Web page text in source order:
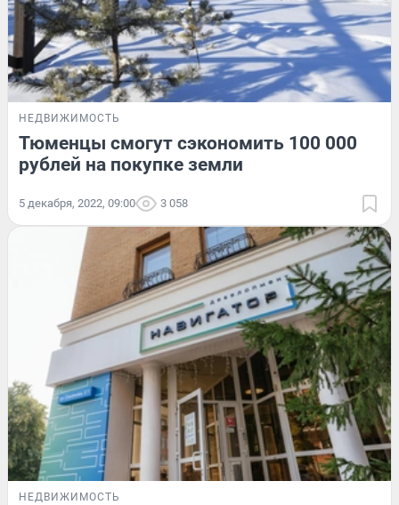
НЕДВИЖИМОСТЬ
Тюменцы смогут сэкономить 100 000
рублей на покупке земли
5 декабря, 2022, 09:00 3 058
НЕДВИЖИМОСТЬ